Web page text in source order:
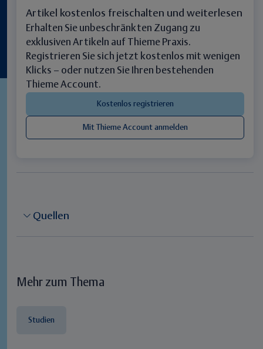
Artikel kostenlos freischalten und weiterlesen
Erhalten Sie unbeschränkten Zugang zu
exklusiven Artikeln auf Thieme Praxis.
Registrieren Sie sich jetzt kostenlos mit wenigen
Klicks – oder nutzen Sie Ihren bestehenden
Thieme Account.
Quellen
Mehr zum Thema
Studien